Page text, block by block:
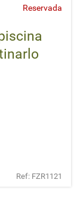
Reservada
Ref: FZR1121